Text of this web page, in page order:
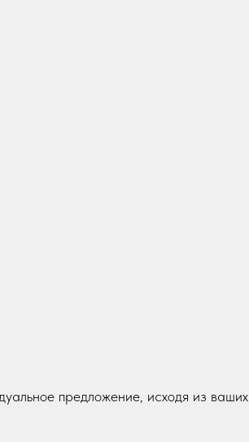
предложение, исходя из ваших